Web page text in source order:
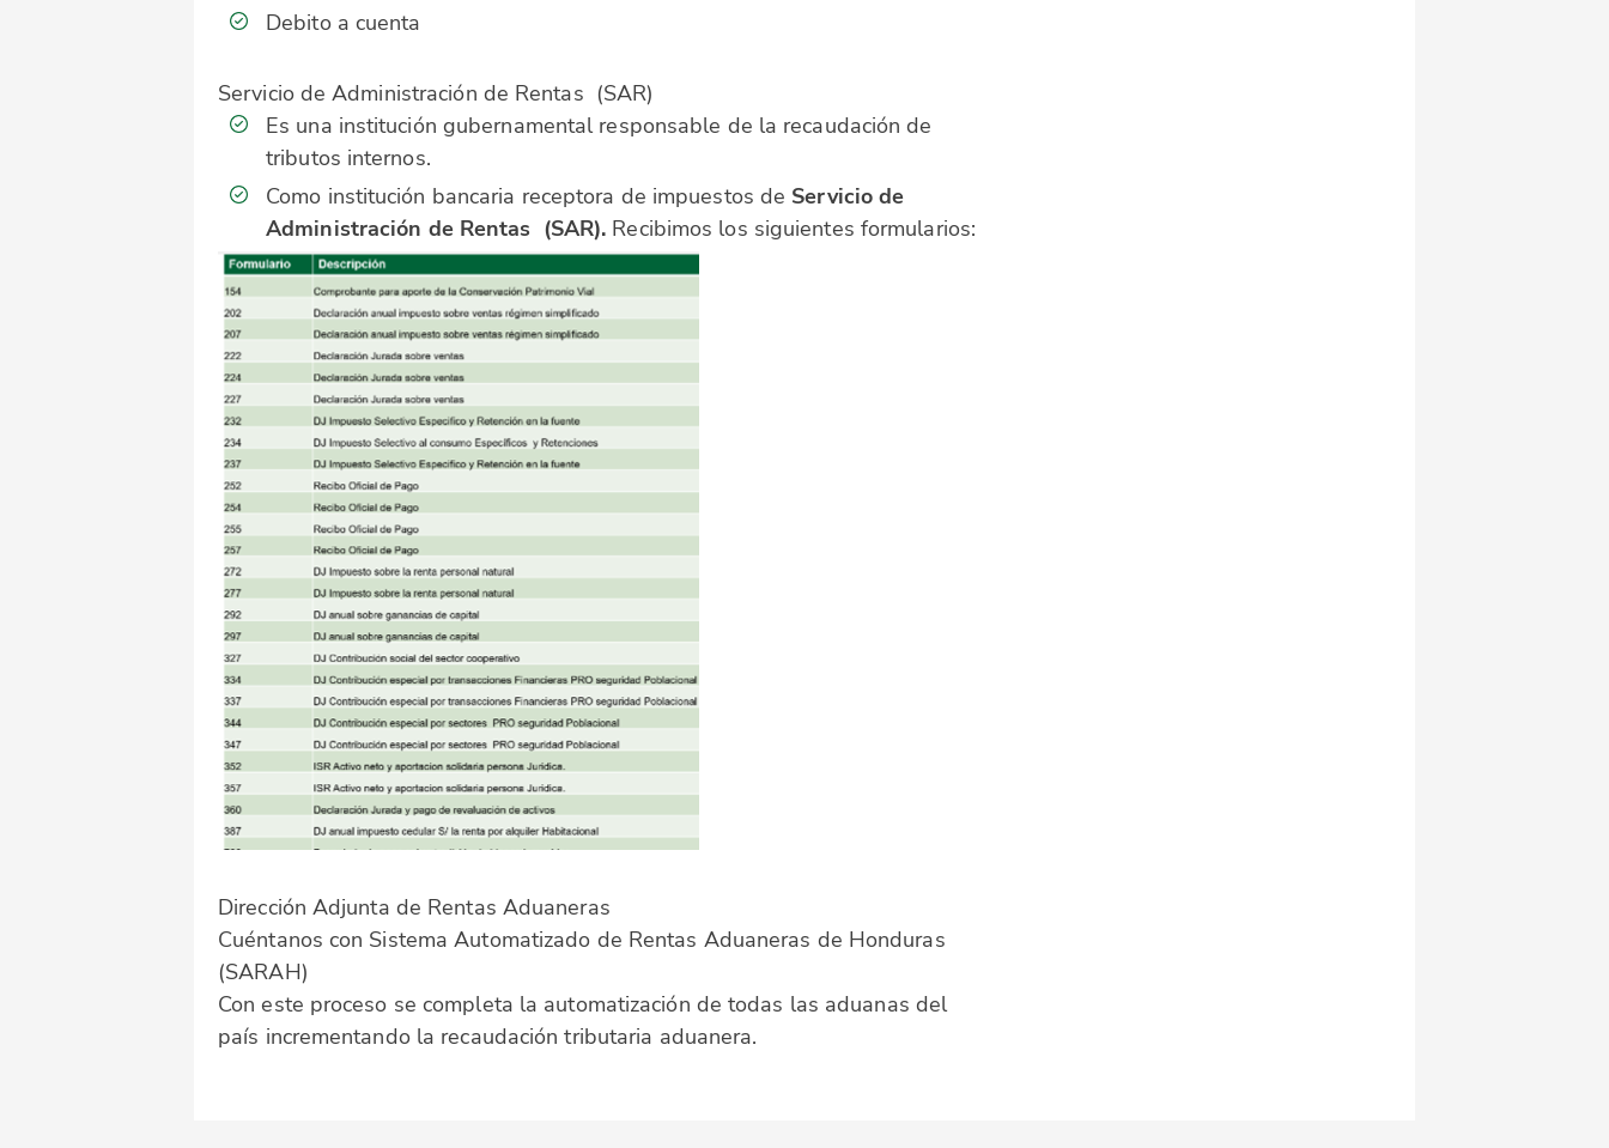
Debito a cuenta
Servicio de Administración de Rentas (SAR)
Es una institución gubernamental responsable de la recaudación de
tributos internos.
Como institución bancaria receptora de impuestos de Servicio de
Administración de Rentas (SAR). Recibimos los siguientes formularios:
Dirección Adjunta de Rentas Aduaneras
Cuéntanos con Sistema Automatizado de Rentas Aduaneras de Honduras
(SARAH)
Con este proceso se completa la automatización de todas las aduanas del
país incrementando la recaudación tributaria aduanera.